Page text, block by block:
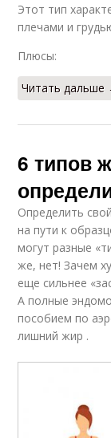
Этот тип
плечами и
Плюсы:
Читать дальше
6 типов
Определить
на пути к
могут разные
же, нет! Зачем
еще сильнее
А полные
пособием по
лишний жир .